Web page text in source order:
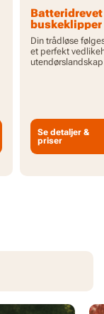
Batteridrevet
buskeklipper
kun verktøy
Din trådløse
et perfekt
utendørslandskap
Se detaljer &
priser